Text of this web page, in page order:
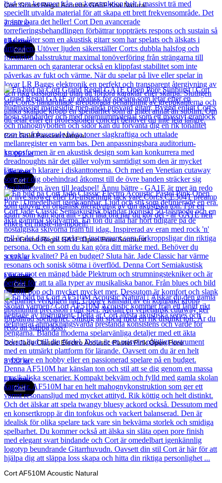
Cort Grand Regal Acoustic GA5F Koa Natural
7 850kr
Läs mer
Cort
Cort Gold Passion Natural
19 061kr
Läs mer
Cort
Cort Grand Regal GA1E Open Pore Sunburst
3 575kr
Läs mer
Cort
Cort Jade Classic Electro Acoustic Pastel Pink Open Pore
3 132kr
Läs mer
Cort
Cort AF510M Acoustic Natural